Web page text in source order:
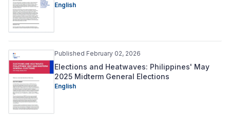
English
Published February 02, 2026
Elections and Heatwaves: Philippines' May
2025 Midterm General Elections
English